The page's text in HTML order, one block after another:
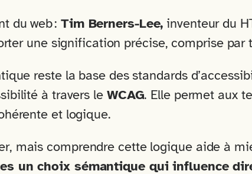
du web : Tim Berners-Lee, inventeur du
une signification précise, comprise
reste la base des standards
à travers le WCAG. Elle permet aux
et logique.
mais comprendre cette logique aide à
un choix sémantique qui influence